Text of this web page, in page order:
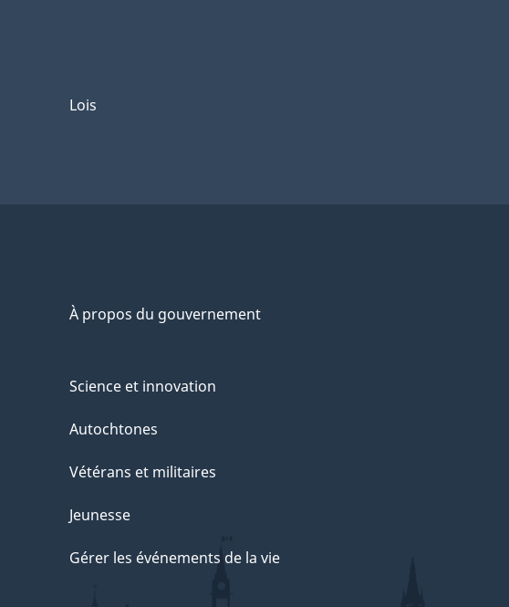
Lois
À propos du gouvernement
Science et innovation
Autochtones
Vétérans et militaires
Jeunesse
Gérer les événements de la vie